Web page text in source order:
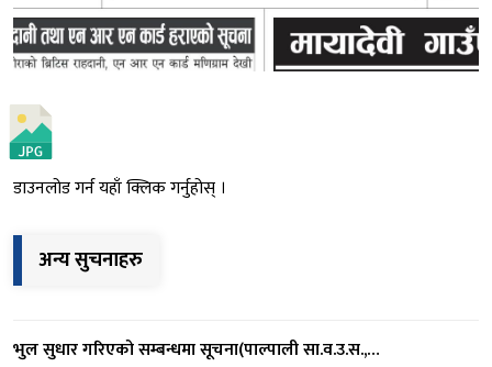
डाउनलोड गर्न यहाँ क्लिक गर्नुहोस् ।
अन्य सुचनाहरु
भुल सुधार गरिएको सम्बन्धमा सूचना(पाल्पाली सा.व.उ.स.,…